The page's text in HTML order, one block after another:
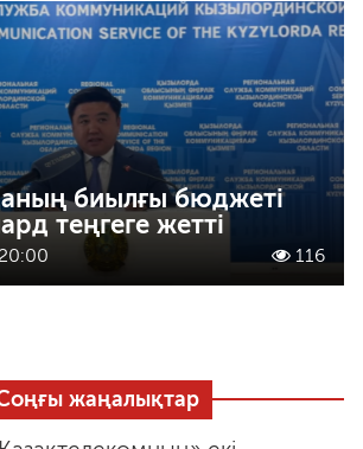
биылғы бюджеті
теңгеге жетті
116
жаңалықтар